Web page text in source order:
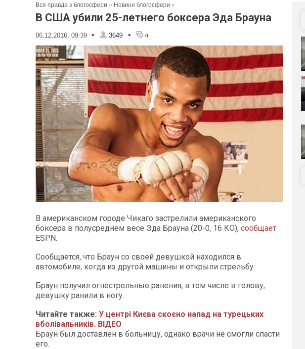
Вся правда з блогосфери » Новини блогосфери »
В США убили 25-летнего боксера Эда Брауна
06.12.2016, 09:39 • 3649 • 0
В американском городе Чикаго застрелили американского
боксера в полусреднем весе Эда Брауна (20-0, 16 КО), сообщает
ESPN.
Сообщается, что Браун со своей девушкой находился в
автомобиле, когда из другой машины и открыли стрельбу.
Браун получил огнестрельные ранения, в том числе в голову,
девушку ранили в ногу.
Читайте также: У центрі Києва скоєно напад на турецьких
вболівальників. ВІДЕО
Браун был доставлен в больницу, однако врачи не смогли спасти
его.